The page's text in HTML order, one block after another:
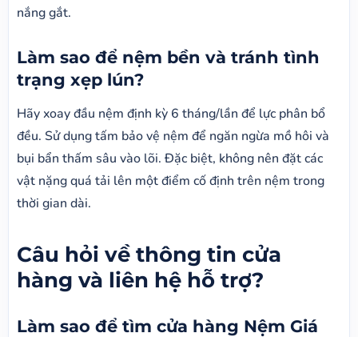
nắng gắt.
Làm sao để nệm bền và tránh tình
trạng xẹp lún?
Hãy xoay đầu nệm định kỳ 6 tháng/lần để lực phân bổ
đều. Sử dụng tấm bảo vệ nệm để ngăn ngừa mồ hôi và
bụi bẩn thấm sâu vào lõi. Đặc biệt, không nên đặt các
vật nặng quá tải lên một điểm cố định trên nệm trong
thời gian dài.
Câu hỏi về thông tin cửa
hàng và liên hệ hỗ trợ?
Làm sao để tìm cửa hàng Nệm Giá